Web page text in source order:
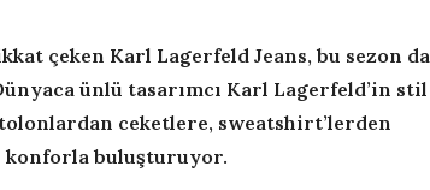
çeken Karl Lagerfeld Jeans, bu sezon da
ünlü tasarımcı Karl Lagerfeld’in stil
ceketlere, sweatshirt’lerden
konforla buluşturuyor.